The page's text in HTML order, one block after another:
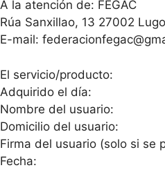
A la atención de: FEGAC
Rúa Sanxillao, 13 27002 Lugo
E-mail:
El servicio/producto:
Adquirido el día:
Nombre del usuario:
Domicilio del usuario:
Firma del usuario (solo si se
Fecha: